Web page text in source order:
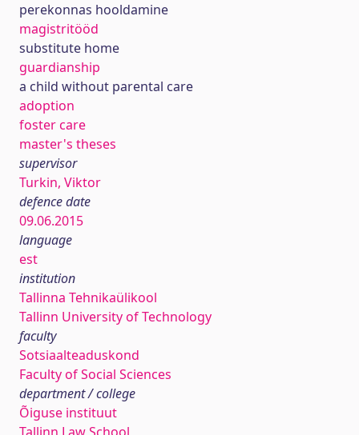
perekonnas hooldamine
magistritööd
substitute home
guardianship
a child without parental care
adoption
foster care
master's theses
supervisor
Turkin, Viktor
defence date
09.06.2015
language
est
institution
Tallinna Tehnikaülikool
Tallinn University of Technology
faculty
Sotsiaalteaduskond
Faculty of Social Sciences
department / college
Õiguse instituut